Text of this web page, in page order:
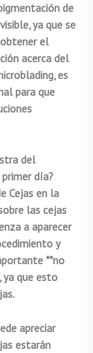
de
ya que se
el
acerca del
es
para que
del
día?
Cejas en la
las cejas
a aparecer
y
**no
que esto
apreciar
estarán